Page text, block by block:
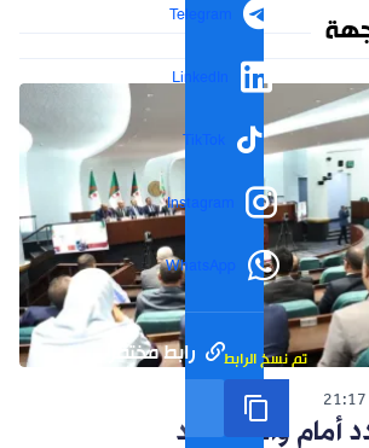
Telegram
LinkedIn
TikTok
Instagram
WhatsApp
رابط مختصر تم نسخ الرابط
21:17
أمام واقع جديد